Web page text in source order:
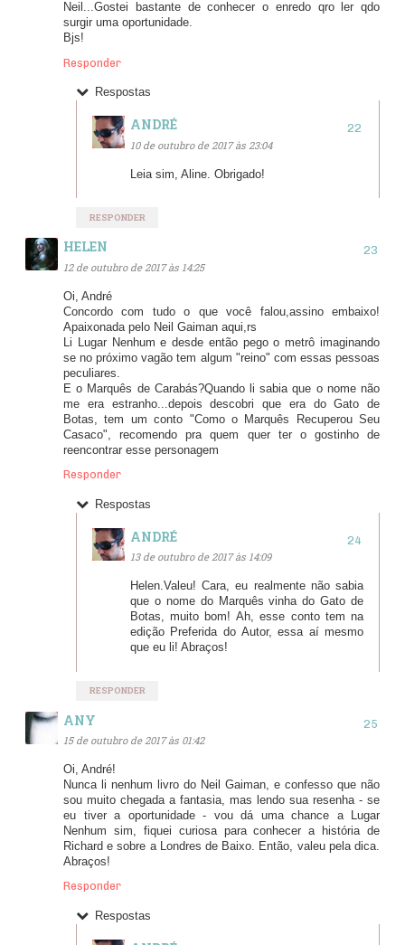
Neil...Gostei bastante de conhecer o enredo qro ler qdo
surgir uma oportunidade.
Bjs!
Responder
Respostas
ANDRÉ
10 de outubro de 2017 às 23:04
Leia sim, Aline. Obrigado!
RESPONDER
HELEN
12 de outubro de 2017 às 14:25
Oi, André
Concordo com tudo o que você falou,assino embaixo!
Apaixonada pelo Neil Gaiman aqui,rs
Li Lugar Nenhum e desde então pego o metrô imaginando
se no próximo vagão tem algum "reino" com essas pessoas
peculiares.
E o Marquês de Carabás?Quando li sabia que o nome não
me era estranho...depois descobri que era do Gato de
Botas, tem um conto "Como o Marquês Recuperou Seu
Casaco", recomendo pra quem quer ter o gostinho de
reencontrar esse personagem
Responder
Respostas
ANDRÉ
13 de outubro de 2017 às 14:09
Helen.Valeu! Cara, eu realmente não sabia
que o nome do Marquês vinha do Gato de
Botas, muito bom! Ah, esse conto tem na
edição Preferida do Autor, essa aí mesmo
que eu li! Abraços!
RESPONDER
ANY
15 de outubro de 2017 às 01:42
Oi, André!
Nunca li nenhum livro do Neil Gaiman, e confesso que não
sou muito chegada a fantasia, mas lendo sua resenha - se
eu tiver a oportunidade - vou dá uma chance a Lugar
Nenhum sim, fiquei curiosa para conhecer a história de
Richard e sobre a Londres de Baixo. Então, valeu pela dica.
Abraços!
Responder
Respostas